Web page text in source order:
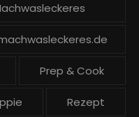
Prep & Cook
Rezept